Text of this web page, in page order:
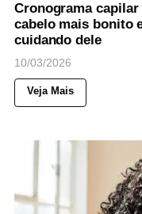
Cronograma
cabelo mais bonito
cuidando dele
10/03/2026
Veja Mais